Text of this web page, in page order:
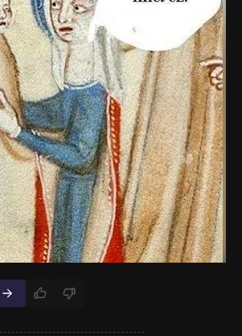
отлично. Время от времени кидаю
на твердотельник, и всё прекрасно.
отвечать прямо во время
компьютер. Система стартует
Диска не видит. Выключаю
SATA и питания. Ничего не
в диспетчер оборудования и и
что диск ещё физически
коротко: "неизвестное
захожу в BIOS, а там
помечены как пустые.
момент меня больше беспокоит
Лезу в резервный файл, а там...